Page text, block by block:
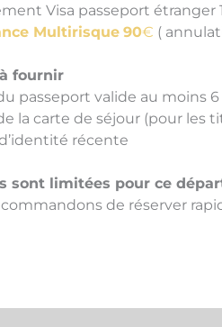
Visa passeport étranger
Multirisque 90€ (
fournir
passeport valide au moins
la carte de séjour (pour les
récente
sont limitées pour ce
de réserver